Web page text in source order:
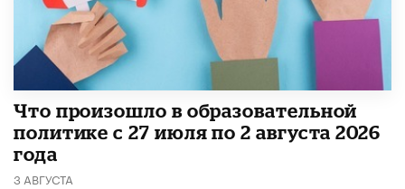
​Что произошло в образовательной
политике с 27 июля по 2 августа 2026
года
3 АВГУСТА